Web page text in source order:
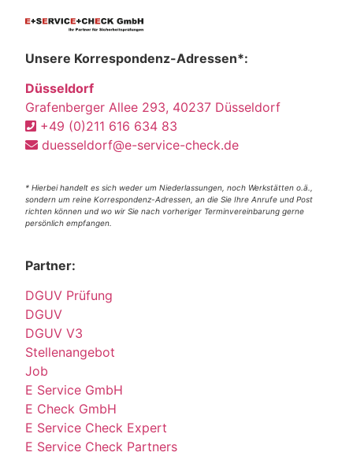
Unsere Korrespondenz-Adressen*:
Düsseldorf
Grafenberger Allee 293, 40237 Düsseldorf
+49 (0)211 616 634 83
duesseldorf@e-service-check.de
* Hierbei handelt es sich weder um Niederlassungen, noch Werkstätten o.ä.,
sondern um reine Korrespondenz-Adressen, an die Sie Ihre Anrufe und Post
richten können und wo wir Sie nach vorheriger Terminvereinbarung gerne
persönlich empfangen.
Partner:
DGUV Prüfung
DGUV
DGUV V3
Stellenangebot
Job
E Service GmbH
E Check GmbH
E Service Check Expert
E Service Check Partners